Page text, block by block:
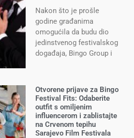
Nakon što je prošle
godine građanima
omogućila da budu dio
jedinstvenog festivalskog
događaja, Bingo Group i
Otvorene prijave za Bingo
Festival Fits: Odaberite
outfit s omiljenim
influencerom i zablistajte
na Crvenom tepihu
Sarajevo Film Festivala